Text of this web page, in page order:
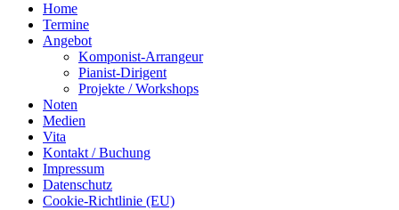
Home
Termine
Angebot
Komponist-Arrangeur
Pianist-Dirigent
Projekte / Workshops
Noten
Medien
Vita
Kontakt / Buchung
Impressum
Datenschutz
Cookie-Richtlinie (EU)